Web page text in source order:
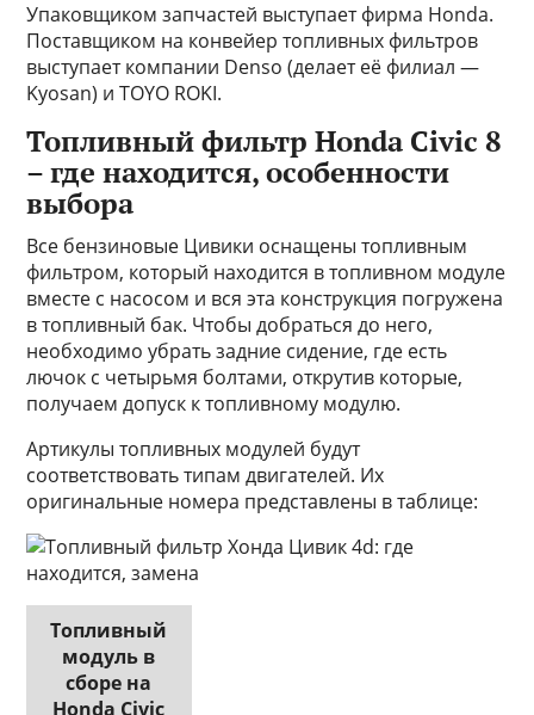
Упаковщиком запчастей выступает фирма Honda.
Поставщиком на конвейер топливных фильтров
выступает компании Denso (делает её филиал —
Kyosan) и TOYO ROKI.
Топливный фильтр Honda Civic 8
– где находится, особенности
выбора
Все бензиновые Цивики оснащены топливным
фильтром, который находится в топливном модуле
вместе с насосом и вся эта конструкция погружена
в топливный бак. Чтобы добраться до него,
необходимо убрать задние сидение, где есть
лючок с четырьмя болтами, открутив которые,
получаем допуск к топливному модулю.
Артикулы топливных модулей будут
соответствовать типам двигателей. Их
оригинальные номера представлены в таблице:
Топливный
модуль в
сборе на
Honda Civic